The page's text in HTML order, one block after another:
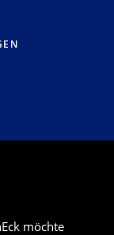
möchte